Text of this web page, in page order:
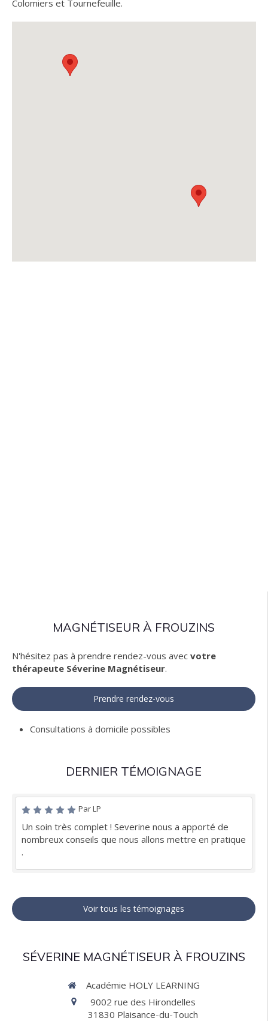
Colomiers et Tournefeuille.
MAGNÉTISEUR À FROUZINS
N'hésitez pas à prendre rendez-vous avec votre
thérapeute Séverine Magnétiseur.
Prendre rendez-vous
Consultations à domicile possibles
DERNIER TÉMOIGNAGE
Par LP
Un soin très complet ! Severine nous a apporté de
nombreux conseils que nous allons mettre en pratique
.
Voir tous les témoignages
SÉVERINE MAGNÉTISEUR À FROUZINS
Académie HOLY LEARNING
9002 rue des Hirondelles
31830 Plaisance-du-Touch